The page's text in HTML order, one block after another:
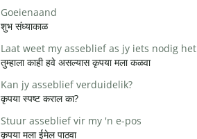
Goeienaand
शुभ संध्याकाळ
Laat weet my asseblief as jy iets nodig het
तुम्हाला काही हवे असल्यास कृपया मला कळवा
Kan jy asseblief verduidelik?
कृपया स्पष्ट कराल का?
Stuur asseblief vir my 'n e-pos
कृपया मला ईमेल पाठवा